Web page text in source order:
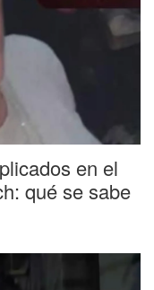
en el
qué se sabe